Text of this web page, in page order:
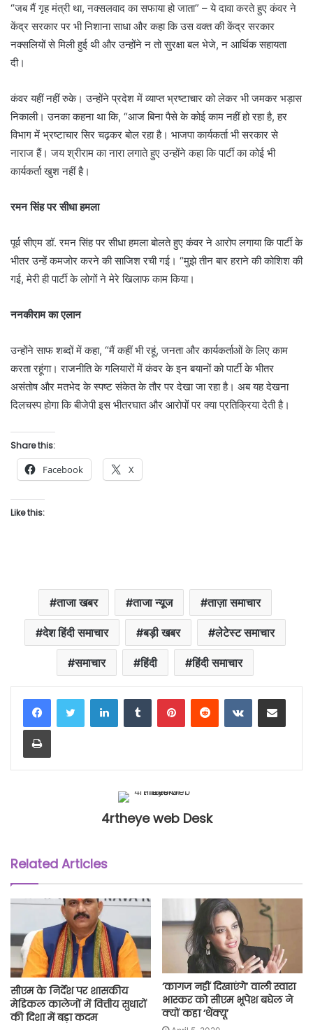
“जब मैं गृह मंत्री था, नक्सलवाद का सफाया हो जाता” – ये दावा करते हुए कंवर ने
केंद्र सरकार पर भी निशाना साधा और कहा कि उस वक्त की केंद्र सरकार
नक्सलियों से मिली हुई थी और उन्होंने न तो सुरक्षा बल भेजे, न आर्थिक सहायता
दी।
कंवर यहीं नहीं रुके। उन्होंने प्रदेश में व्याप्त भ्रष्टाचार को लेकर भी जमकर भड़ास
निकाली। उनका कहना था कि, “आज बिना पैसे के कोई काम नहीं हो रहा है, हर
विभाग में भ्रष्टाचार सिर चढ़कर बोल रहा है। भाजपा कार्यकर्ता भी सरकार से
नाराज हैं। जय श्रीराम का नारा लगाते हुए उन्होंने कहा कि पार्टी का कोई भी
कार्यकर्ता खुश नहीं है।
रमन सिंह पर सीधा हमला
पूर्व सीएम डॉ. रमन सिंह पर सीधा हमला बोलते हुए कंवर ने आरोप लगाया कि पार्टी के
भीतर उन्हें कमजोर करने की साजिश रची गई। “मुझे तीन बार हराने की कोशिश की
गई, मेरी ही पार्टी के लोगों ने मेरे खिलाफ काम किया।
ननकीराम का एलान
उन्होंने साफ शब्दों में कहा, “मैं कहीं भी रहूं, जनता और कार्यकर्ताओं के लिए काम
करता रहूंगा। राजनीति के गलियारों में कंवर के इन बयानों को पार्टी के भीतर
असंतोष और मतभेद के स्पष्ट संकेत के तौर पर देखा जा रहा है। अब यह देखना
दिलचस्प होगा कि बीजेपी इस भीतरघात और आरोपों पर क्या प्रतिक्रिया देती है।
Share this:
Facebook X
Like this:
ताजा खबर ताजा न्यूज ताज़ा समाचार
देश हिंदी समाचार बड़ी खबर लेटेस्ट समाचार
समाचार हिंदी हिंदी समाचार
LinkedInTumblr PinterestReddit VKontakteShare via Email
Print
4rtheye web Desk
Related Articles
सीएम के निर्देश पर शासकीय
मेडिकल कालेजों में वित्तीय सुधारों
की दिशा में बड़ा कदम
‘कागज नहीं दिखाएंगे’ वाली स्वारा
भास्कर को सीएम भूपेश बघेल ने
क्यों कहा ‘थैंक्यू’